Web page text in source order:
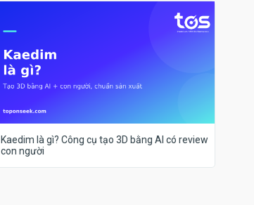
Kaedim là gì? Công cụ tạo 3D bằng AI có review
con người